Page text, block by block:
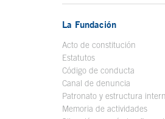
La Fundación
Acto de constitución
Estatutos
Código de conducta
Canal de denuncia
Patronato y estructura
Memoria de actividades